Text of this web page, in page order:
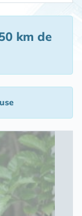
km de